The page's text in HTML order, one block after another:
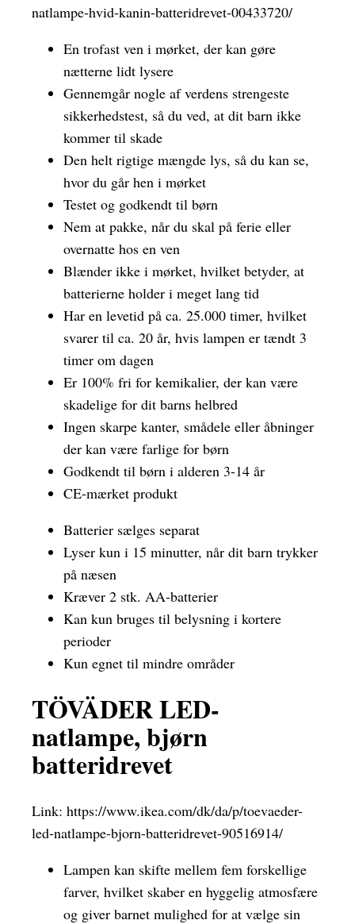
natlampe-hvid-kanin-batteridrevet-00433720/
En trofast ven i mørket, der kan gøre
nætterne lidt lysere
Gennemgår nogle af verdens strengeste
sikkerhedstest, så du ved, at dit barn ikke
kommer til skade
Den helt rigtige mængde lys, så du kan se,
hvor du går hen i mørket
Testet og godkendt til børn
Nem at pakke, når du skal på ferie eller
overnatte hos en ven
Blænder ikke i mørket, hvilket betyder, at
batterierne holder i meget lang tid
Har en levetid på ca. 25.000 timer, hvilket
svarer til ca. 20 år, hvis lampen er tændt 3
timer om dagen
Er 100% fri for kemikalier, der kan være
skadelige for dit barns helbred
Ingen skarpe kanter, smådele eller åbninger
der kan være farlige for børn
Godkendt til børn i alderen 3-14 år
CE-mærket produkt
Batterier sælges separat
Lyser kun i 15 minutter, når dit barn trykker
på næsen
Kræver 2 stk. AA-batterier
Kan kun bruges til belysning i kortere
perioder
Kun egnet til mindre områder
TÖVÄDER LED-
natlampe, bjørn
batteridrevet
Link: https://www.ikea.com/dk/da/p/toevaeder-
led-natlampe-bjorn-batteridrevet-90516914/
Lampen kan skifte mellem fem forskellige
farver, hvilket skaber en hyggelig atmosfære
og giver barnet mulighed for at vælge sin